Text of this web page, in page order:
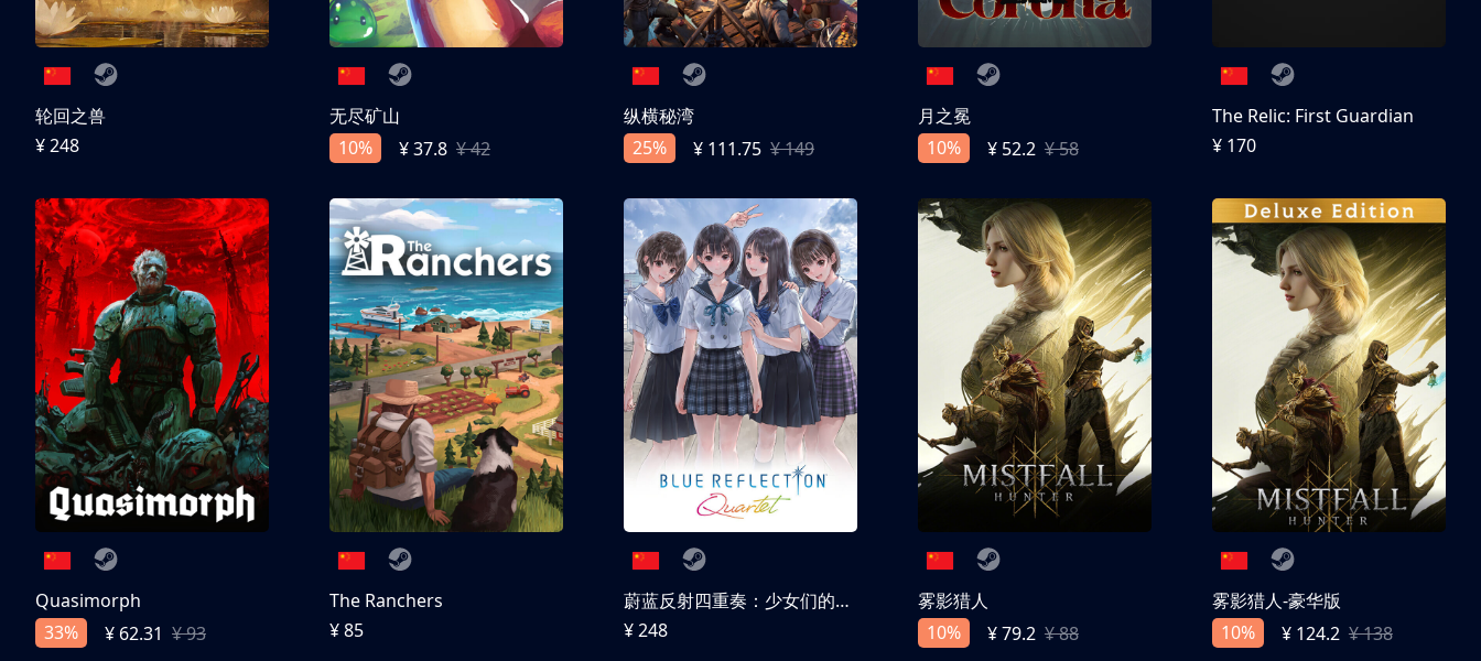
轮回之兽
¥ 248
无尽矿山
10%
¥ 37.8 ¥ 42
纵横秘湾
25%
¥ 111.75 ¥ 149
月之冕
10%
¥ 52.2 ¥ 58
The Relic: First Guardian
¥ 170
Quasimorph
33%
¥ 62.31 ¥ 93
The Ranchers
¥ 85
蔚蓝反射四重奏：少女们的奇迹
¥ 248
雾影猎人
10%
¥ 79.2 ¥ 88
雾影猎人-豪华版
10%
¥ 124.2 ¥ 138